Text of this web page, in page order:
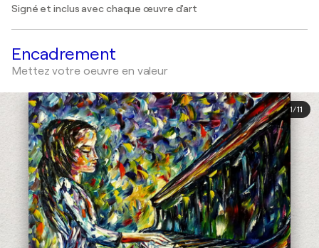
Signé et inclus avec chaque œuvre d'art
Encadrement
Mettez votre oeuvre en valeur
1/11